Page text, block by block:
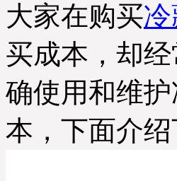
大家在购买
买成本，却
确使用和维
本，下面介